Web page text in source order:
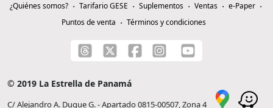
¿Quiénes somos? Tarifario GESE Suplementos Ventas
e-Paper
Puntos de venta
Términos y condiciones
© 2019 La Estrella de Panamá
C/ Alejandro A. Duque G. - Apartado 0815-00507, Zona 4